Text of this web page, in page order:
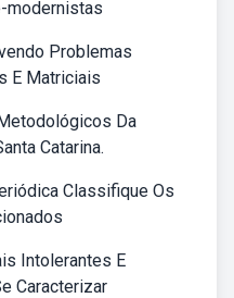
modernistas
Problemas
E Matriciais
Da
Catarina.
Classifique Os
Intolerantes E
Caracterizar